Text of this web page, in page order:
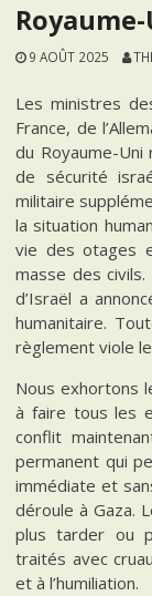
Royaume-
9 AOÛT 2025
Les ministres
France, de
du Royaume-
de sécurité
militaire
la situation
vie des otages
masse des
d’Israël a
humanitaire.
règlement viole
Nous exhortons
à faire tous les
conflit
permanent qui
immédiate et
déroule à Gaza.
plus tarder ou
traités avec
et à l’humiliation.